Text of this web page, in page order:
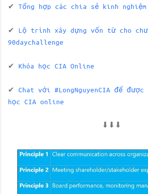
✔ Tổng hợp các chia sẻ kinh nghiệm
✔ Lộ trình xây dựng vốn từ cho
90daychallenge
✔ Khóa học CIA Online
✔ Chat với #LongNguyenCIA để
học CIA online
⬇⬇⬇